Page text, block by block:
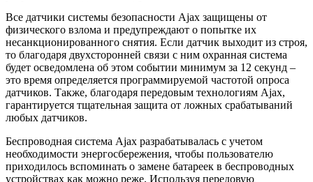
Все датчики системы безопасности Ajax защищены от
физического взлома и предупреждают о попытке их
несанкционированного снятия. Если датчик выходит из строя,
то благодаря двухсторонней связи с ним охранная система
будет осведомлена об этом событии минимум за 12 секунд –
это время определяется программируемой частотой опроса
датчиков. Также, благодаря передовым технологиям Ajax,
гарантируется тщательная защита от ложных срабатываний
любых датчиков.
Беспроводная система Ajax разрабатывалась с учетом
необходимости энергосбережения, чтобы пользователю
приходилось вспоминать о замене батареек в беспроводных
устройствах как можно реже. Используя передовую